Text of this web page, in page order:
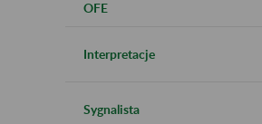
OFE
Interpretacje
Sygnalista